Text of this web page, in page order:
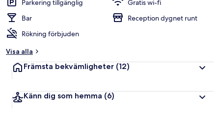
Parkering tillgänglig
Gratis wi-fi
Bar
Reception dygnet runt
Rökning förbjuden
Visa alla
Främsta bekvämligheter (12)
Känn dig som hemma (6)